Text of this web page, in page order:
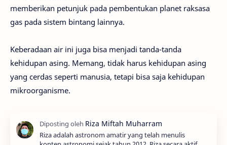
memberikan petunjuk pada pembentukan planet raksasa
gas pada sistem bintang lainnya.
Keberadaan air ini juga bisa menjadi tanda-tanda
kehidupan asing. Memang, tidak harus kehidupan asing
yang cerdas seperti manusia, tetapi bisa saja kehidupan
mikroorganisme.
Riza adalah astronom amatir yang telah menulis